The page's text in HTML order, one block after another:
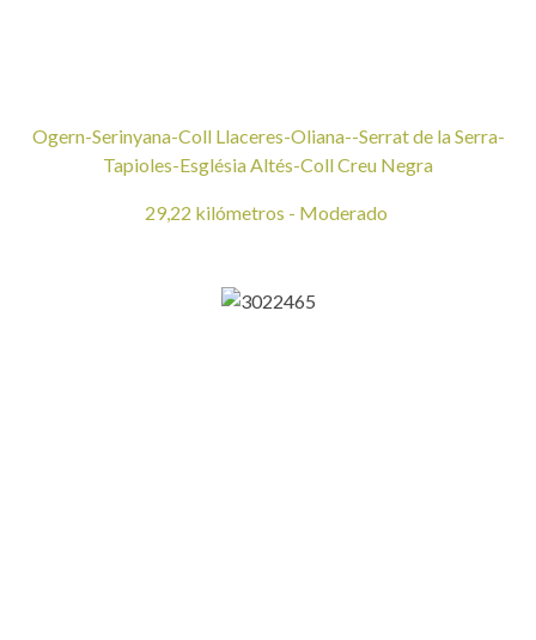
Ogern-Serinyana-Coll Llaceres-Oliana--Serrat de la Serra-
Tapioles-Església Altés-Coll Creu Negra
29,22 kilómetros - Moderado